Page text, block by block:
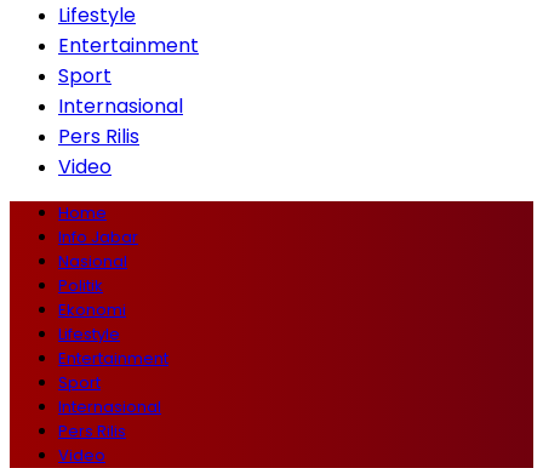
Lifestyle
Entertainment
Sport
Internasional
Pers Rilis
Video
Home
Info Jabar
Nasional
Politik
Ekonomi
Lifestyle
Entertainment
Sport
Internasional
Pers Rilis
Video